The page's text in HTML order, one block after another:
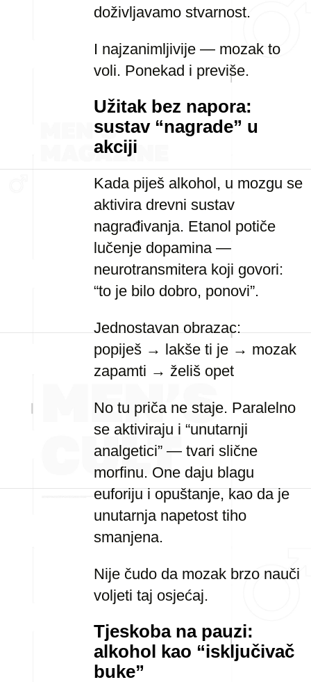
doživljavamo stvarnost.
I najzanimljivije — mozak to
voli. Ponekad i previše.
Užitak bez napora:
sustav “nagrade” u
akciji
Kada piješ alkohol, u mozgu se
aktivira drevni sustav
nagrađivanja. Etanol potiče
lučenje dopamina —
neurotransmitera koji govori:
“to je bilo dobro, ponovi”.
Jednostavan obrazac:
popiješ → lakše ti je → mozak
zapamti → želiš opet
No tu priča ne staje. Paralelno
se aktiviraju i “unutarnji
analgetici” — tvari slične
morfinu. One daju blagu
euforiju i opuštanje, kao da je
unutarnja napetost tiho
smanjena.
Nije čudo da mozak brzo nauči
voljeti taj osjećaj.
Tjeskoba na pauzi:
alkohol kao “isključivač
buke”